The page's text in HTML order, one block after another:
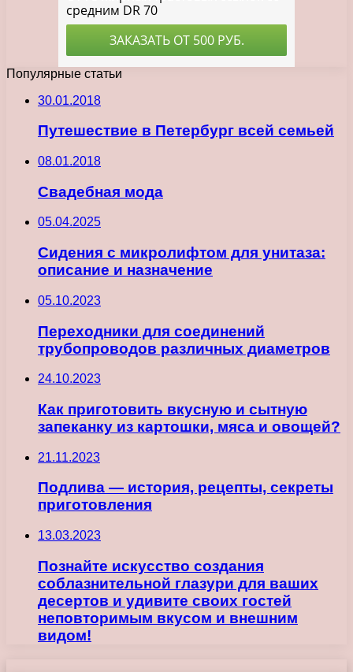
Популярные статьи
30.01.2018
Путешествие в Петербург всей семьей
08.01.2018
Свадебная мода
05.04.2025
Сидения с микролифтом для унитаза:
описание и назначение
05.10.2023
Переходники для соединений
трубопроводов различных диаметров
24.10.2023
Как приготовить вкусную и сытную
запеканку из картошки, мяса и овощей?
21.11.2023
Подлива — история, рецепты, секреты
приготовления
13.03.2023
Познайте искусство создания
соблазнительной глазури для ваших
десертов и удивите своих гостей
неповторимым вкусом и внешним
видом!